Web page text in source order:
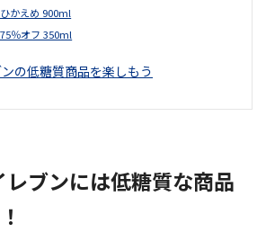
かえめ 900ml
％オフ 350ml
の低糖質商品を楽しもう
ブンには低糖質な商品